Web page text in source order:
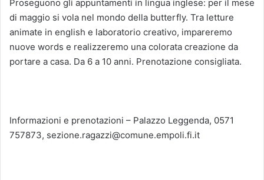
Proseguono gli appuntamenti in lingua inglese: per il mese
di maggio si vola nel mondo della butterfly. Tra letture
animate in english e laboratorio creativo, impareremo
nuove words e realizzeremo una colorata creazione da
portare a casa. Da 6 a 10 anni. Prenotazione consigliata.
Informazioni e prenotazioni – Palazzo Leggenda, 0571
757873, sezione.ragazzi@comune.empoli.fi.it